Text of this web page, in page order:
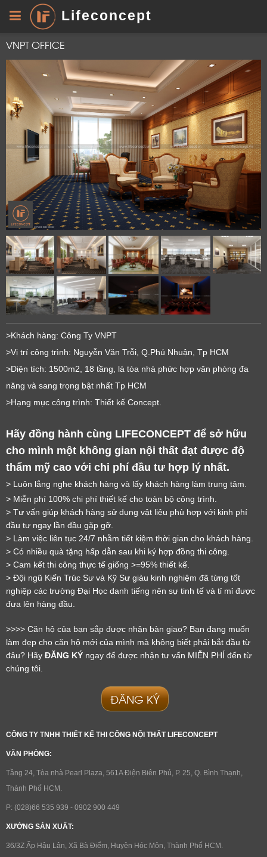
Lifeconcept
VNPT OFFICE
>Khách hàng: Công Ty VNPT
>Vị trí công trình: Nguyễn Văn Trỗi, Q.Phú Nhuận, Tp HCM
>Diện tích: 1500m2, 18 tầng, là tòa nhà phức hợp văn phòng đa
năng và sang trọng bật nhất Tp HCM
>Hạng mục công trình: Thiết kế Concept.
Hãy đồng hành cùng LIFECONCEPT để sở hữu
cho mình một không gian nội thất đạt được độ
thẩm mỹ cao với chi phí đầu tư hợp lý nhất.
> Luôn lắng nghe khách hàng và lấy khách hàng làm trung tâm.
> Miễn phí 100% chi phí thiết kế cho toàn bộ công trình.
> Tư vấn giúp khách hàng sử dụng vật liệu phù hợp với kinh phí
đầu tư ngay lần đầu gặp gỡ.
> Làm việc liên tục 24/7 nhằm tiết kiệm thời gian cho khách hàng.
> Có nhiều quà tặng hấp dẫn sau khi ký hợp đồng thi công.
> Cam kết thi công thực tế giống >=95% thiết kế.
> Đội ngũ Kiến Trúc Sư và Kỹ Sư giàu kinh nghiệm đã từng tốt
nghiệp các trường Đại Học danh tiếng nên sự tinh tế và tỉ mỉ được
đưa lên hàng đầu.
>>>> Căn hộ của bạn sắp được nhận bàn giao? Bạn đang muốn
làm đẹp cho căn hộ mới của mình mà không biết phải bắt đầu từ
đâu? Hãy ĐĂNG KÝ ngay để được nhận tư vấn MIỄN PHÍ đến từ
chúng tôi.
ĐĂNG KÝ
CÔNG TY TNHH THIẾT KẾ THI CÔNG NỘI THẤT LIFECONCEPT
VĂN PHÒNG:
Tầng 24, Tòa nhà Pearl Plaza, 561A Điện Biên Phủ, P. 25, Q. Bình Thạnh,
Thành Phố HCM.
P: (028)66 535 939 - 0902 900 449
XƯỞNG SẢN XUẤT:
36/3Z Ấp Hậu Lân, Xã Bà Điểm, Huyện Hóc Môn, Thành Phố HCM.
LỜI CẢM ƠN
LIFECONCEPT
Cảm ơn quý khách đã để lại thông tin.
Chúng tôi sẽ liên hệ lại trong thời gian sớm nhất